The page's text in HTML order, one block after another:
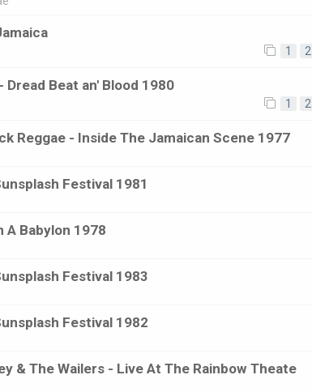
1 2
Dread Beat an' Blood 1980
1 2
Reggae - Inside The Jamaican Scene 1977
Festival 1981
A Babylon 1978
Festival 1983
Festival 1982
& The Wailers - Live At The Rainbow Theate